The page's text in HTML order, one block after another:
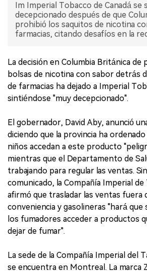
Im Imperial Tobacco de Canadá se
decepcionado después de que
prohibió los saquitos de nicotina
farmacias, citando desafíos en la
La decisión en Columbia Británica de
bolsas de nicotina con sabor detrás
de farmacias ha dejado a Imperial
sintiéndose "muy decepcionado".
El gobernador, David Aby, anunció
diciendo que la provincia ha
niños accedan a este producto
mientras que el Departamento de
trabajando para regular las ventas.
comunicado, la Compañía Imperial de
afirmó que trasladar las ventas fuera
conveniencia y gasolineras "hará que
los fumadores acceder a productos
dejar de fumar".
La sede de la Compañía Imperial del
se encuentra en Montreal. La marca